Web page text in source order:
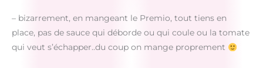
– bizarrement, en mangeant le Premio, tout tiens en
place, pas de sauce qui déborde ou qui coule ou la tomate
qui veut s’échapper..du coup on mange proprement